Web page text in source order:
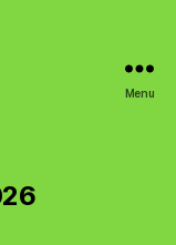
Menu